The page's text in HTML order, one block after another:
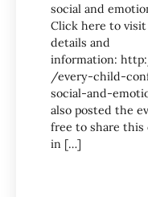
social and
Click here to
details and
information:
/every-child-
social-and-
also posted the
free to share
in […]